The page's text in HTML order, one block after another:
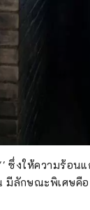
งให้ความร้อนแ
มีลักษณะพิเศษคื